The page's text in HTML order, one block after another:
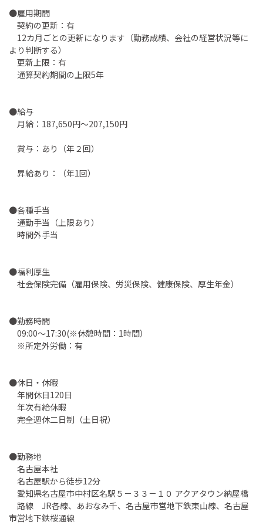
●雇用期間
契約の更新：有
12カ月ごとの更新になります（勤務成績、会社の経営状況等に
より判断する）
更新上限：有
通算契約期間の上限5年
●給与
月給：187,650円～207,150円
賞与：あり（年２回）
昇給あり：（年1回）
●各種手当
通勤手当（上限あり）
時間外手当
●福利厚生
社会保険完備（雇用保険、労災保険、健康保険、厚生年金）
●勤務時間
09:00～17:30(※休憩時間：1時間）
※所定外労働：有
●休日・休暇
年間休日120日
年次有給休暇
完全週休二日制（土日祝）
●勤務地
名古屋本社
名古屋駅から徒歩12分
愛知県名古屋市中村区名駅５－３３－１０ アクアタウン納屋橋
路線 JR各線、あおなみ千、名古屋市営地下鉄東山線、名古屋
市営地下鉄桜通線